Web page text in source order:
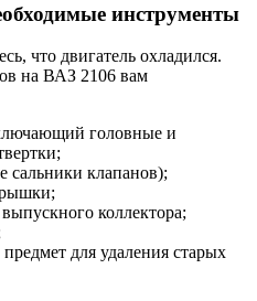
инструменты
что двигатель охладился.
на ВАЗ 2106 вам
головные и
сальники клапанов);
коллектора;
для удаления старых